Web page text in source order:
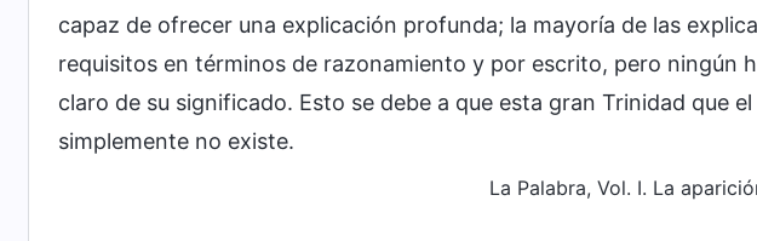
capaz de ofrecer una explicación profunda; la mayoría de las
requisitos en términos de razonamiento y por escrito, pero ningún
claro de su significado. Esto se debe a que esta gran Trinidad que
simplemente no existe.
La Palabra, Vol. I. La